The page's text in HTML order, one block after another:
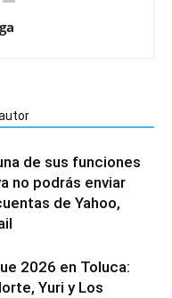
de sus funciones
no podrás enviar
de Yahoo,
2026 en Toluca:
Yuri y Los